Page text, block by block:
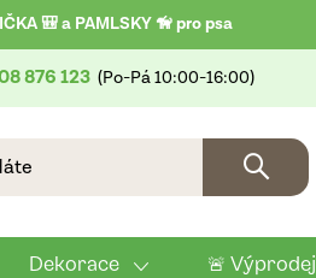
🎒 a PAMLSKY 🦮 pro psa
876 123
Dekorace 🚨 Výprodej